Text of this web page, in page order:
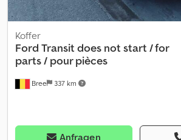
Bree 337 km
Koffer
Ford Transit does not start / for
parts / pour pièces
Anfragen